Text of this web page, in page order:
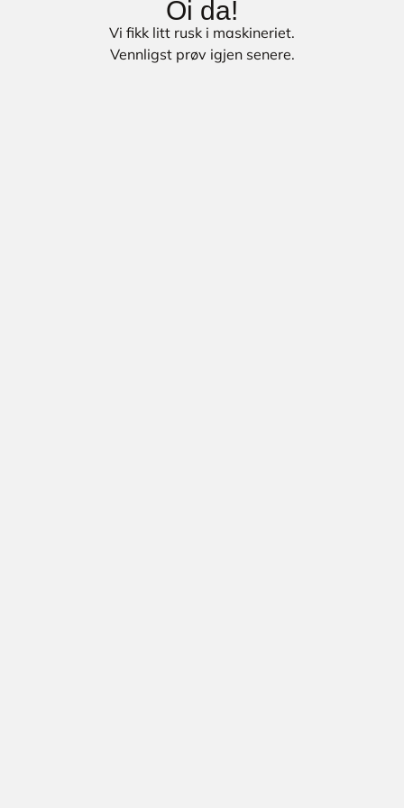
Oi da!
Vi fikk litt rusk i maskineriet.
Vennligst prøv igjen senere.